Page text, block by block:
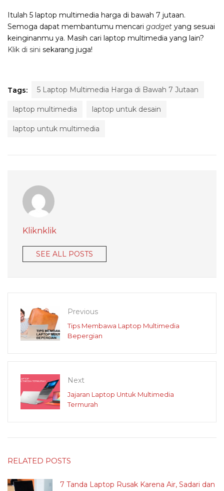
Itulah 5 laptop multimedia harga di bawah 7 jutaan.
Semoga dapat membantumu mencari gadget yang sesuai
keinginanmu ya. Masih cari laptop multimedia yang lain?
Klik di sini sekarang juga!
Tags: 5 Laptop Multimedia Harga di Bawah 7 Jutaan
laptop multimedia laptop untuk desain
laptop untuk multimedia
Kliknklik
SEE ALL POSTS
Previous
Tips Membawa Laptop Multimedia
Bepergian
Next
Jajaran Laptop Untuk Multimedia
Termurah
RELATED POSTS
7 Tanda Laptop Rusak Karena Air, Sadari dan